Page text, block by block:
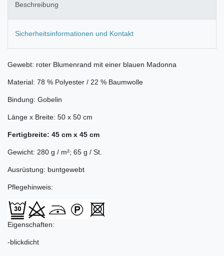
Beschreibung
Sicherheitsinformationen und Kontakt
Gewebt: roter Blumenrand mit einer blauen Madonna
Material: 78 % Polyester / 22 % Baumwolle
Bindung: Gobelin
Länge x Breite: 50 x 50 cm
Fertigbreite: 45 cm x 45 cm
Gewicht: 280 g / m²; 65 g / St.
Ausrüstung: buntgewebt
Pflegehinweis:
Eigenschaften:
-blickdicht